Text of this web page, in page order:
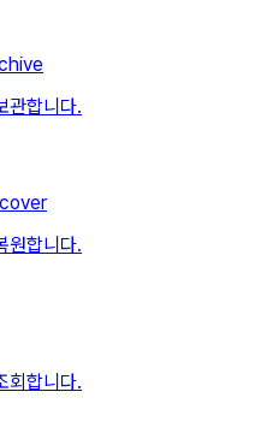
관합니다.
원합니다.
회합니다.